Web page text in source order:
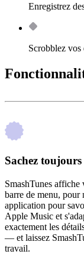
Enregistrez
Scrobblez
Sachez toujours
SmashTunes affiche
barre de menu, pour
application pour
Apple Music et
exactement les
— et laissez
travail.